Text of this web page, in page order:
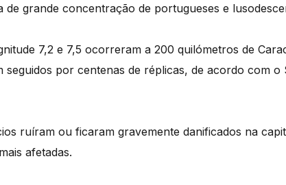
de grande concentração de portugueses e
7,2 e 7,5 ocorreram a 200 quilómetros de
seguidos por centenas de réplicas, de acordo com o
ruíram ou ficaram gravemente danificados na
afetadas.